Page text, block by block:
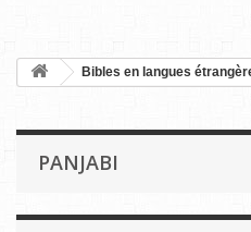
Bibles en langues
PANJABI